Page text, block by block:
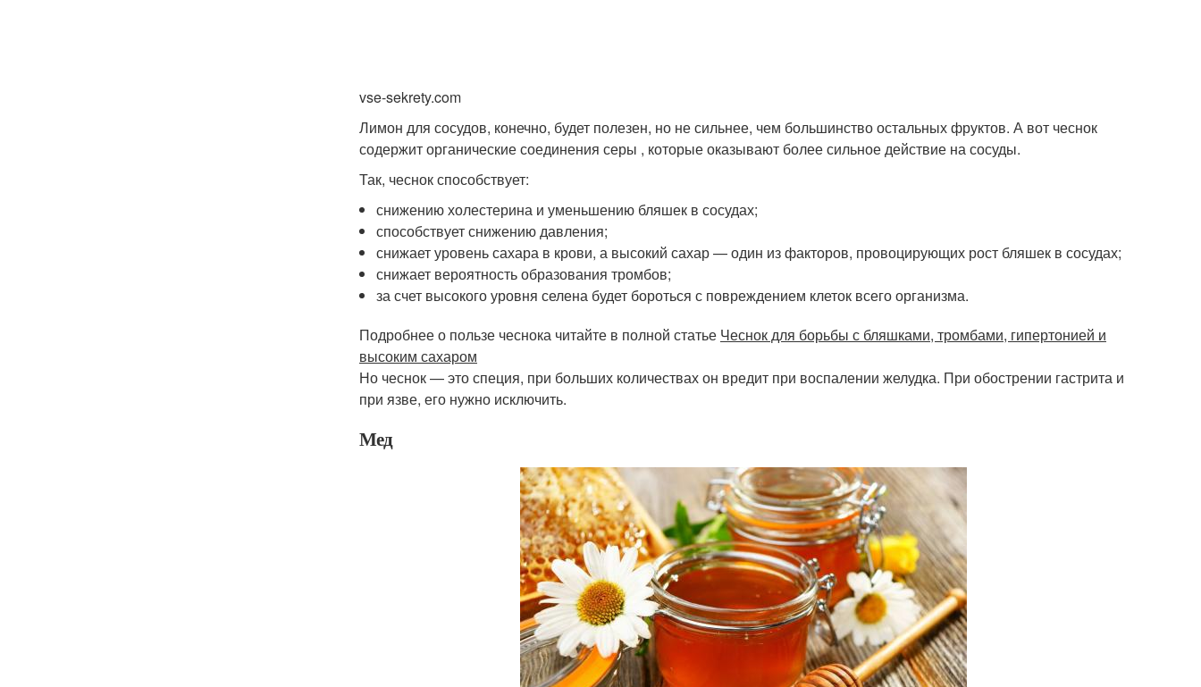
vse-sekrety.com
Лимон для сосудов, конечно, будет полезен, но не сильнее, чем большинство остальных фруктов. А вот чеснок
содержит органические соединения серы , которые оказывают более сильное действие на сосуды.
Так, чеснок способствует:
снижению холестерина и уменьшению бляшек в сосудах;
способствует снижению давления;
снижает уровень сахара в крови, а высокий сахар — один из факторов, провоцирующих рост бляшек в сосудах;
снижает вероятность образования тромбов;
за счет высокого уровня селена будет бороться с повреждением клеток всего организма.
Подробнее о пользе чеснока читайте в полной статье Чеснок для борьбы с бляшками, тромбами, гипертонией и
высоким сахаром
Но чеснок — это специя, при больших количествах он вредит при воспалении желудка. При обострении гастрита и
при язве, его нужно исключить.
Мед